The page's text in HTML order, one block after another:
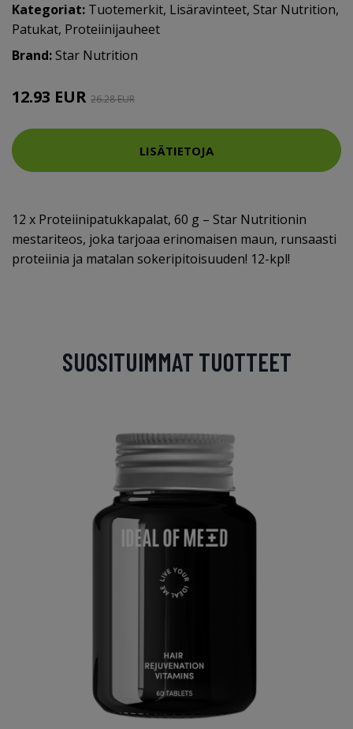
Kategoriat: Tuotemerkit, Lisäravinteet, Star Nutrition,
Patukat, Proteiinijauheet
Brand:Star Nutrition
12.93 EUR 26.28 EUR
LISÄTIETOJA
12 x Proteiinipatukkapalat, 60 g – Star Nutritionin
mestariteos, joka tarjoaa erinomaisen maun, runsaasti
proteiinia ja matalan sokeripitoisuuden! 12-kpl!
SUOSITUIMMAT TUOTTEET